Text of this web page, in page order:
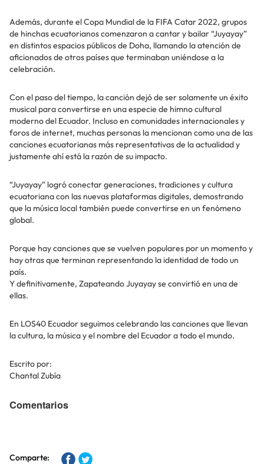
Además, durante el Copa Mundial de la FIFA Catar 2022, grupos
de hinchas ecuatorianos comenzaron a cantar y bailar “Juyayay”
en distintos espacios públicos de Doha, llamando la atención de
aficionados de otros países que terminaban uniéndose a la
celebración.
Con el paso del tiempo, la canción dejó de ser solamente un éxito
musical para convertirse en una especie de himno cultural
moderno del Ecuador. Incluso en comunidades internacionales y
foros de internet, muchas personas la mencionan como una de las
canciones ecuatorianas más representativas de la actualidad y
justamente ahí está la razón de su impacto.
“Juyayay” logró conectar generaciones, tradiciones y cultura
ecuatoriana con las nuevas plataformas digitales, demostrando
que la música local también puede convertirse en un fenómeno
global.
Porque hay canciones que se vuelven populares por un momento y
hay otras que terminan representando la identidad de todo un
país.
Y definitivamente, Zapateando Juyayay se convirtió en una de
ellas.
En LOS40 Ecuador seguimos celebrando las canciones que llevan
la cultura, la música y el nombre del Ecuador a todo el mundo.
Escrito por:
Chantal Zubía
Comentarios
Comparte: